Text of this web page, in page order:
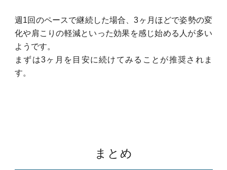
週1回のペースで継続した場合、3ヶ月ほどで姿勢の変
化や肩こりの軽減といった効果を感じ始める人が多い
ようです。
まずは3ヶ月を目安に続けてみることが推奨されま
す。
まとめ